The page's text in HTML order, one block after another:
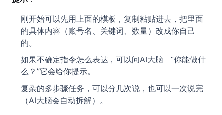
刚开始可以先用上面的模板，复制粘贴进去，把里面
的具体内容（账号名、关键词、数量）改成你自己
的。
如果不确定指令怎么表达，可以问AI大脑：“你能做什
么？”它会给你提示。
复杂的多步骤任务，可以分几次说，也可以一次说完
（AI大脑会自动拆解）。